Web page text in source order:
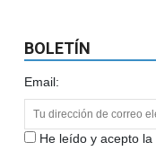
BOLETÍN
Email:
He leído y acepto la